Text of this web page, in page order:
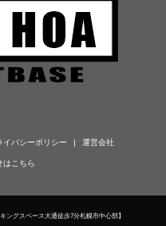
イバシーポリシー 運営会社
はこちら
ングスペース大通徒歩7分札幌市中心部】